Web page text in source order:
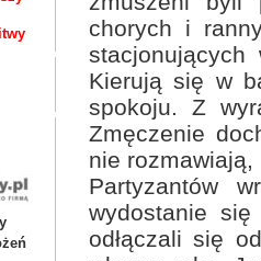
chorych i
stacjonujących
Kierują się w
spokoju. Z
Zmęczenie
nie
Partyzantów
wydostanie
odłączali się